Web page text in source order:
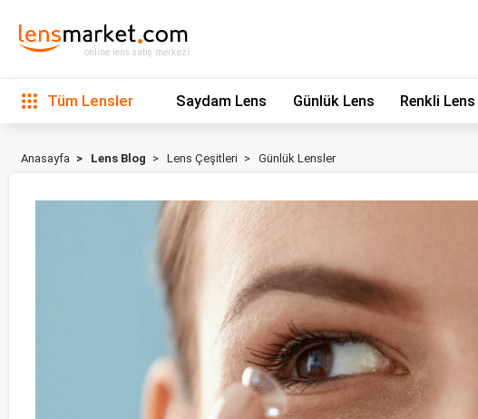
online lens satış merkezi
Tüm Lensler Saydam Lens Günlük Lens Renkli Lens
Anasayfa Lens Blog Lens Çeşitleri Günlük Lensler